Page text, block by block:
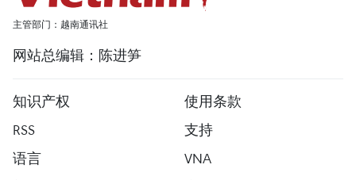
主管部门：越南通讯社
网站总编辑：陈进笋
知识产权
使用条款
RSS
支持
语言
VNA